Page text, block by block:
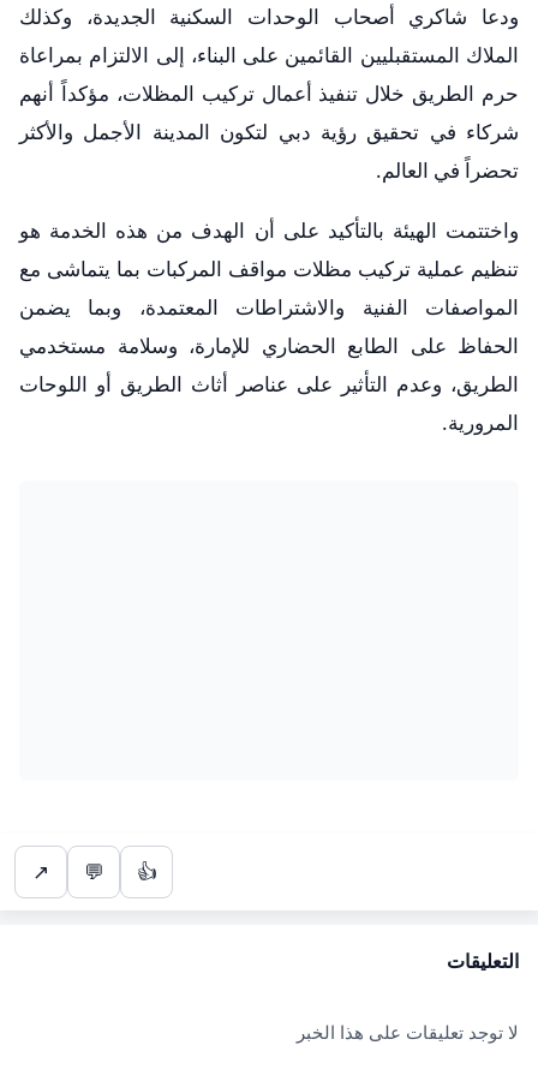
ودعا شاكري أصحاب الوحدات السكنية الجديدة، وكذلك
الملاك المستقبليين القائمين على البناء، إلى الالتزام بمراعاة
حرم الطريق خلال تنفيذ أعمال تركيب المظلات، مؤكداً أنهم
شركاء في تحقيق رؤية دبي لتكون المدينة الأجمل والأكثر
تحضراً في العالم.
واختتمت الهيئة بالتأكيد على أن الهدف من هذه الخدمة هو
تنظيم عملية تركيب مظلات مواقف المركبات بما يتماشى مع
المواصفات الفنية والاشتراطات المعتمدة، وبما يضمن
الحفاظ على الطابع الحضاري للإمارة، وسلامة مستخدمي
الطريق، وعدم التأثير على عناصر أثاث الطريق أو اللوحات
المرورية.
👍
💬
↗
التعليقات
لا توجد تعليقات على هذا الخبر